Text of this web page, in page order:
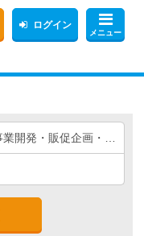
メニュー
ログイン